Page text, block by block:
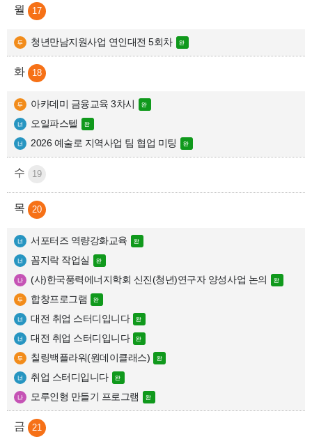
17
청년만남지원사업 연인대전 5회차
18
아카데미 금융교육 3차시
오일파스텔
2026 예술로 지역사업 팀 협업 미팅
19
20
서포터즈 역량강화교육
꼼지락 작업실
(사)한국풍력에너지학회 신진(청년)연구자 양성사업 논의
합창프로그램
대전 취업 스터디입니다
대전 취업 스터디입니다
칠링백플라워(원데이클래스)
취업 스터디입니다
모루인형 만들기 프로그램
21